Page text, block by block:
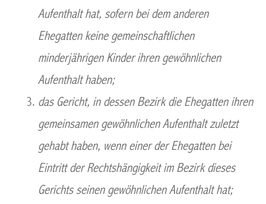
Aufenthalt hat, sofern bei dem anderen
Ehegatten keine gemeinschaftlichen
minderjährigen Kinder ihren gewöhnlichen
Aufenthalt haben;
das Gericht, in dessen Bezirk die Ehegatten ihren
gemeinsamen gewöhnlichen Aufenthalt zuletzt
gehabt haben, wenn einer der Ehegatten bei
Eintritt der Rechtshängigkeit im Bezirk dieses
Gerichts seinen gewöhnlichen Aufenthalt hat;